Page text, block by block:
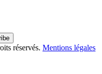
réservés. Mentions légales